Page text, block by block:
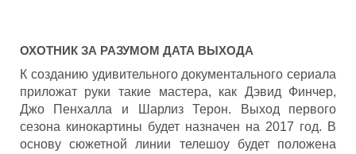
ОХОТНИК ЗА РАЗУМОМ ДАТА ВЫХОДА
К созданию удивительного документального сериала
приложат руки такие мастера, как Дэвид Финчер,
Джо Пенхалла и Шарлиз Терон. Выход первого
сезона кинокартины будет назначен на 2017 год. В
основу сюжетной линии телешоу будет положена